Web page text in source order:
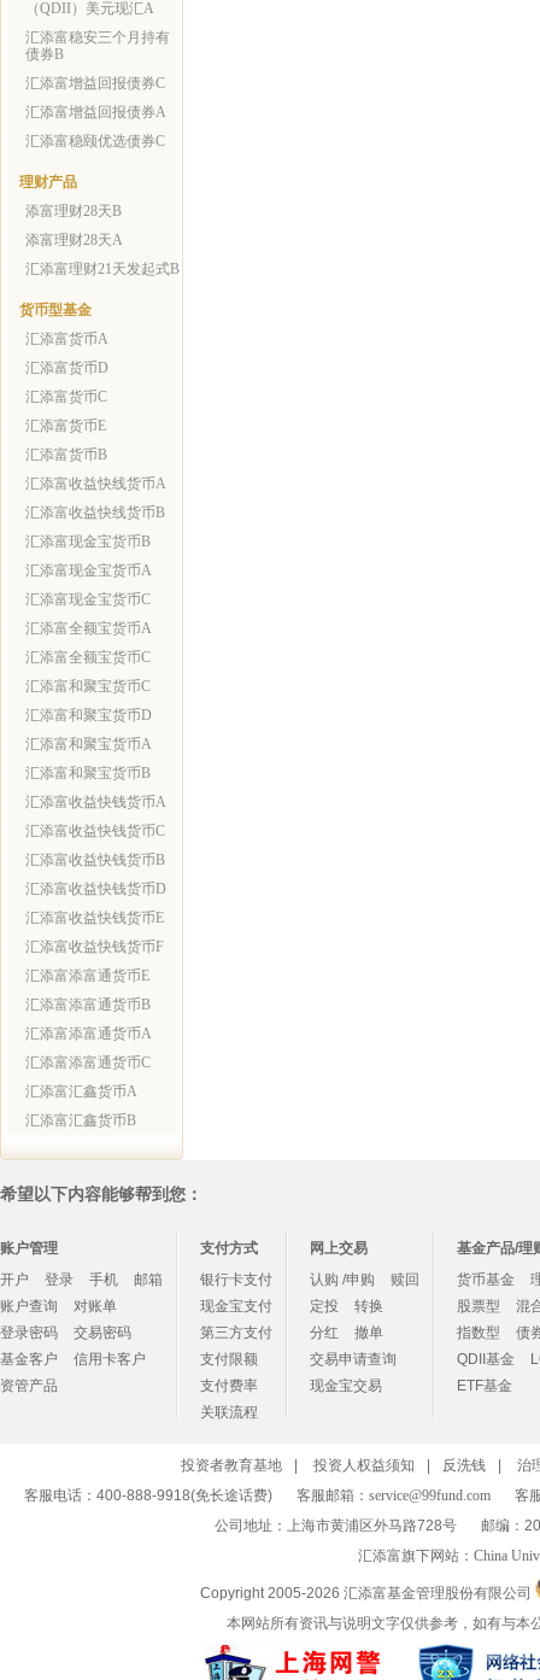
（QDII）美元现汇A
汇添富稳安三个月持有
债券B
汇添富增益回报债券C
汇添富增益回报债券A
汇添富稳颐优选债券C
理财产品
添富理财28天B
添富理财28天A
汇添富理财21天发起式B
货币型基金
汇添富货币A
汇添富货币D
汇添富货币C
汇添富货币E
汇添富货币B
汇添富收益快线货币A
汇添富收益快线货币B
汇添富现金宝货币B
汇添富现金宝货币A
汇添富现金宝货币C
汇添富全额宝货币A
汇添富全额宝货币C
汇添富和聚宝货币C
汇添富和聚宝货币D
汇添富和聚宝货币A
汇添富和聚宝货币B
汇添富收益快钱货币A
汇添富收益快钱货币C
汇添富收益快钱货币B
汇添富收益快钱货币D
汇添富收益快钱货币E
汇添富收益快钱货币F
汇添富添富通货币E
汇添富添富通货币B
汇添富添富通货币A
汇添富添富通货币C
汇添富汇鑫货币A
汇添富汇鑫货币B
希望以下内容能够帮到您：
账户管理
开户
登录 手机
邮箱
账户查询
对账单
登录密码
交易密码
基金客户
信用卡客户
资管产品
支付方式
银行卡支付
现金宝支付
第三方支付
支付限额
支付费率
关联流程
网上交易
认购 /申购
赎回
定投
转换
分红
撤单
交易申请查询
现金宝交易
基金产品/理
货币基金
股票型
混
指数型
债
QDII基金
ETF基金
投资者教育基地 投资人权益须知 反洗钱
治
客服电话：400-888-9918(免长途话费)
客服邮箱： service@99fund.com
客
公司地址：上海市黄浦区外马路728号
邮编：
汇添富旗下网站： China
Copyright 2005-2026 汇添富基金管理股份有限公司
本网站所有资讯与说明文字仅供参考，如有与本